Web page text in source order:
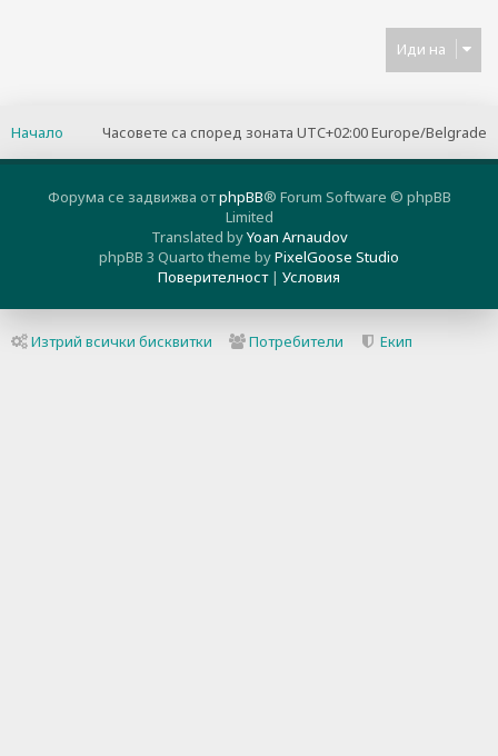
Иди на
Часовете са според зоната UTC+02:00 Europe/Belgrade
Начало
Форума се задвижва отphpBB® Forum Software © phpBB
Limited
Translated byYoan Arnaudov
phpBB 3 Quarto theme byPixelGoose Studio
Поверителност| Условия
Изтрий всички бисквитки Потребители Екип